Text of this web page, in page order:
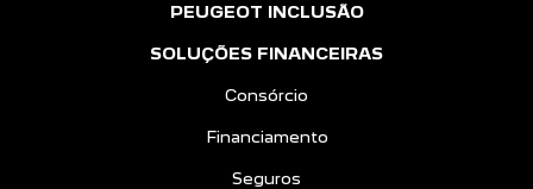
PEUGEOT INCLUSÃO
SOLUÇÕES FINANCEIRAS
Consórcio
Financiamento
Seguros